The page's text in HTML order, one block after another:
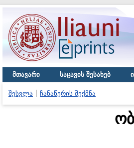
მთავარი საცავის შესახებ
შესვლა ჩანაწერის შექმნა